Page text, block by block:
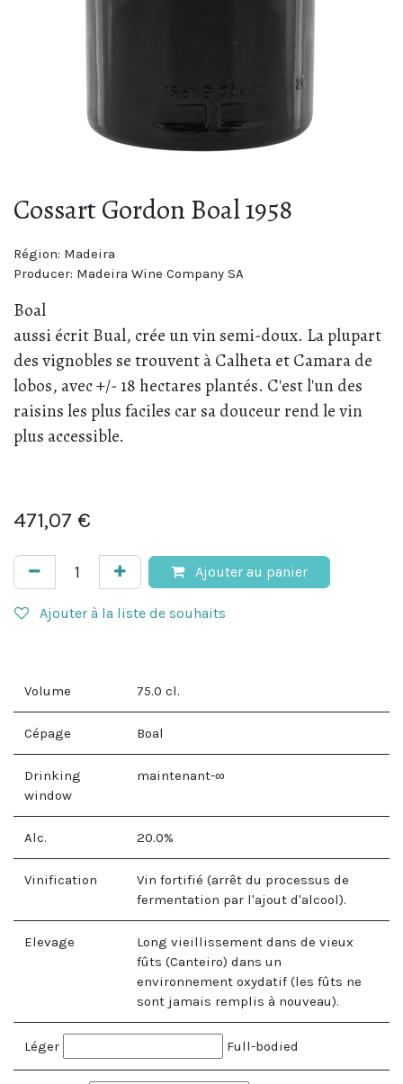
Cossart Gordon Boal 1958
Région: Madeira
Producer: Madeira Wine Company SA
Boal
aussi écrit Bual, crée un vin semi-doux. La plupart
des vignobles se trouvent à Calheta et Camara de
lobos, avec +/- 18 hectares plantés. C'est l'un des
raisins les plus faciles car sa douceur rend le vin
plus accessible.
471,07 €
Ajouter au panier
Ajouter à la liste de souhaits
Volume 75.0 cl.
Cépage Boal
Drinking
window
maintenant-∞
Alc. 20.0%
Vinification
Vin fortifié (arrêt du processus de
fermentation par l'ajout d'alcool).
Elevage
Long vieillissement dans de vieux
fûts (Canteiro) dans un
environnement oxydatif (les fûts ne
sont jamais remplis à nouveau).
Léger Full-bodied